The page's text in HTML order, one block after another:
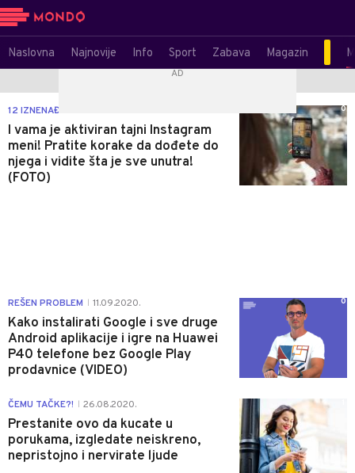
Naslovna Najnovije Info Sport Zabava Magazin
12 IZNENAĐENJA
I vama je aktiviran tajni Instagram
meni! Pratite korake da dođete do
njega i vidite šta je sve unutra!
(FOTO)
0
REŠEN PROBLEM 11.09.2020.
Kako instalirati Google i sve druge
Android aplikacije i igre na Huawei
P40 telefone bez Google Play
prodavnice (VIDEO)
0
ČEMU TAČKE?! 26.08.2020.
Prestanite ovo da kucate u
porukama, izgledate neiskreno,
nepristojno i nervirate ljude